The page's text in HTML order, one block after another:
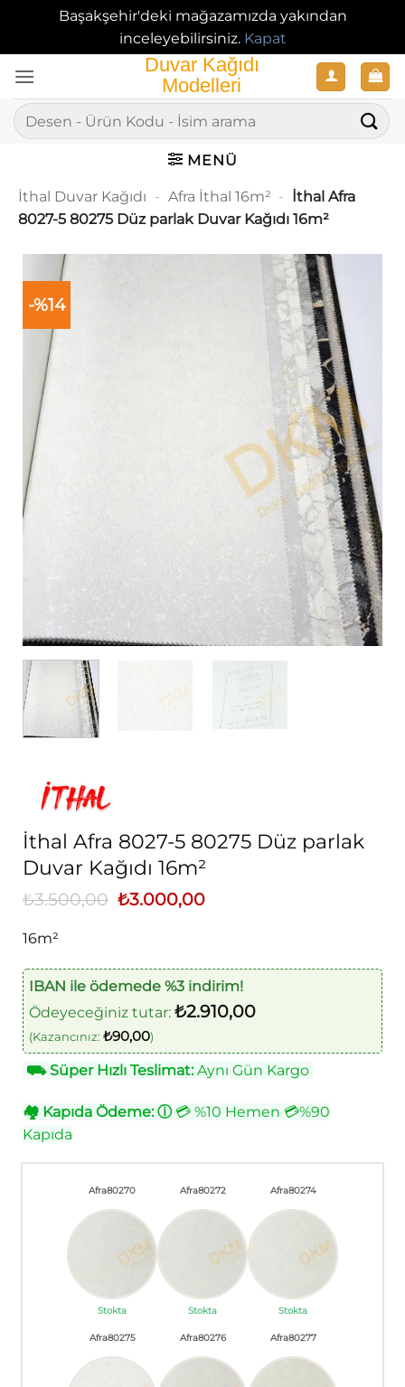
Başakşehir'deki mağazamızda yakından
inceleyebilirsiniz. Kapat
atla
Ara:
MENÜ
İthal Duvar Kağıdı - Afra İthal 16m² -
İthal Afra
8027-5 80275 Düz parlak Duvar Kağıdı 16m²
-%14
İthal Afra 8027-5 80275 Düz parlak
Duvar Kağıdı 16m²
₺3.500,00 Orijinal
fiyat:
₺3.000,00Şu
16m²
IBAN ile ödemede %3 indirim!
Ödeyeceğiniz tutar: ₺2.910,00
(Kazancınız: ₺90,00)
⛟Süper Hızlı Teslimat:Aynı Gün Kargo
🏘 Kapıda Ödeme: ⓘ💳 %10 Hemen 💳%90
Kapıda
Afra80270
Stokta
Afra80272
Stokta
Afra80274
Stokta
Afra80275 Afra80276 Afra80277